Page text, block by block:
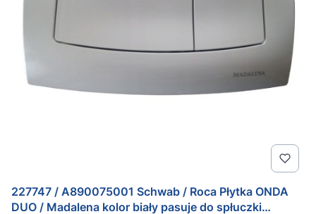
227747 / A890075001 Schwab / Roca Płytka ONDA
DUO / Madalena kolor biały pasuje do spłuczki